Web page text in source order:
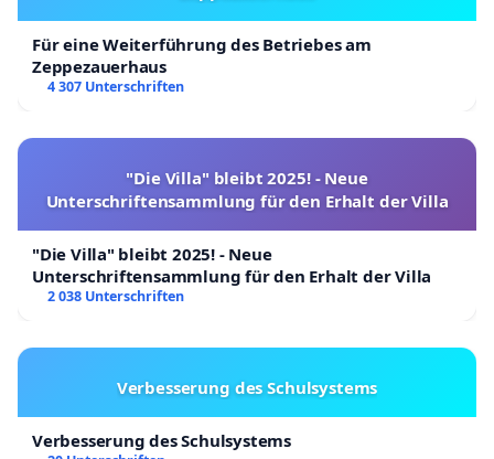
Für eine Weiterführung des Betriebes am
Zeppezauerhaus
4 307 Unterschriften
"Die Villa" bleibt 2025! - Neue
Unterschriftensammlung für den Erhalt der Villa
"Die Villa" bleibt 2025! - Neue
Unterschriftensammlung für den Erhalt der Villa
2 038 Unterschriften
Verbesserung des Schulsystems
Verbesserung des Schulsystems